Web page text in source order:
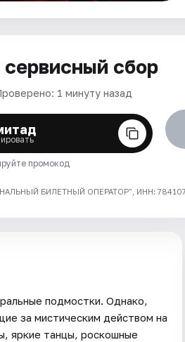
сервисный сбор
1 минуту назад
промокод
БИЛЕТНЫЙ ОПЕРАТОР", ИНН:
подмостки. Однако,
за мистическим действом на
яркие танцы, роскошные